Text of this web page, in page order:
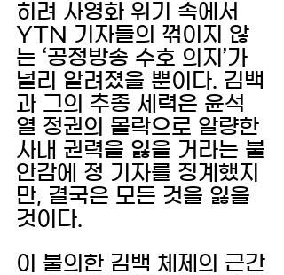
히려 사영화 위기 속에서
YTN 기자들의 꺾이지 않
는 ‘공정방송 수호 의지’가
널리 알려졌을 뿐이다. 김백
과 그의 추종 세력은 윤석
열 정권의 몰락으로 알량한
사내 권력을 잃을 거라는 불
안감에 정 기자를 징계했지
만, 결국은 모든 것을 잃을
것이다.
이 불의한 김백 체제의 근간